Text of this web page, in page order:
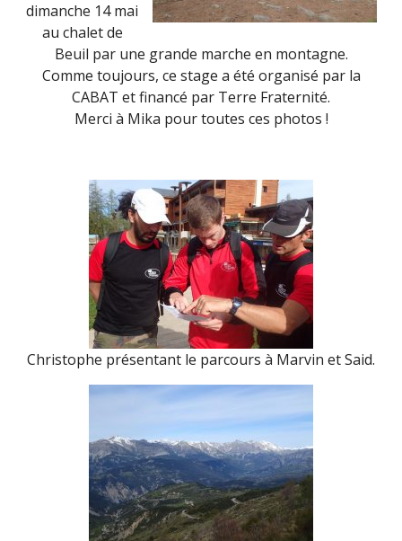
dimanche 14 mai
au chalet de
Beuil par une grande marche en montagne.
Comme toujours, ce stage a été organisé par la
CABAT et financé par Terre Fraternité.
Merci à Mika pour toutes ces photos !
Christophe présentant le parcours à Marvin et Said.